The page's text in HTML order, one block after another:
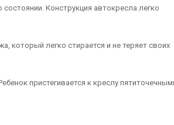
Конструкция автокресла легко
который легко стирается и не теряет своих
пристегивается к креслу